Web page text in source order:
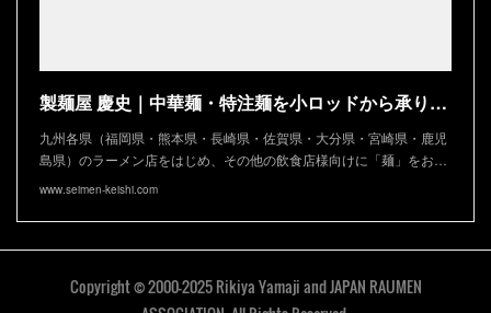
製麺屋 慶史｜中華麺・特注麺を小ロッドから承ります
九州各県（福岡県・熊本県・長崎県・佐賀県・大分県・宮崎県・鹿児
島県）のラーメン店をはじめ、その他の飲食店様向けに「麺」をお…
www.seimen-keishi.com
Copyright © 2000-2025 Rikiya Yamaji and JAPAN RAUMEN